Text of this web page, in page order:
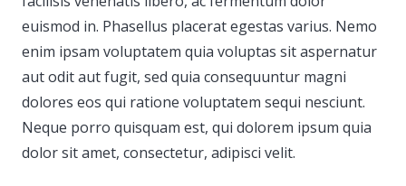
euismod in. Phasellus placerat egestas varius. Nemo
enim ipsam voluptatem quia voluptas sit aspernatur
aut odit aut fugit, sed quia consequuntur magni
dolores eos qui ratione voluptatem sequi nesciunt.
Neque porro quisquam est, qui dolorem ipsum quia
dolor sit amet, consectetur, adipisci velit.